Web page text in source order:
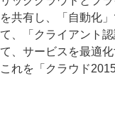
を共有し、「自動化
て、「クライアント
て、サービスを最適
これを「クラウド